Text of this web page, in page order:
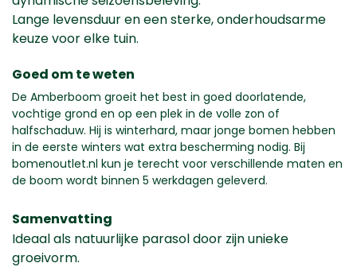
Lange levensduur en een sterke, onderhoudsarme
keuze voor elke tuin.
Goed om te weten
De Amberboom groeit het best in goed doorlatende,
vochtige grond en op een plek in de volle zon of
halfschaduw. Hij is winterhard, maar jonge bomen hebben
in de eerste winters wat extra bescherming nodig. Bij
bomenoutlet.nl kun je terecht voor verschillende maten en
de boom wordt binnen 5 werkdagen geleverd.
Samenvatting
Ideaal als natuurlijke parasol door zijn unieke
groeivorm.